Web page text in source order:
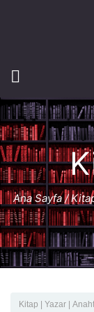
Ana Sayfa/